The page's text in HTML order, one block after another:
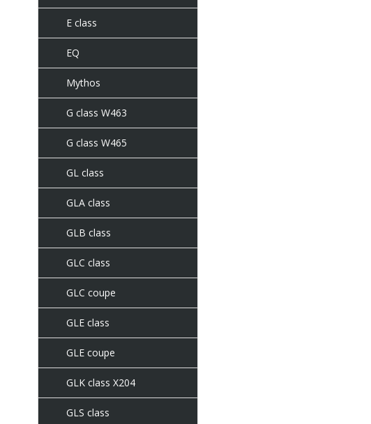
E class
EQ
Mythos
G class W463
G class W465
GL class
GLA class
GLB class
GLC class
GLC coupe
GLE class
GLE coupe
GLK class X204
GLS class